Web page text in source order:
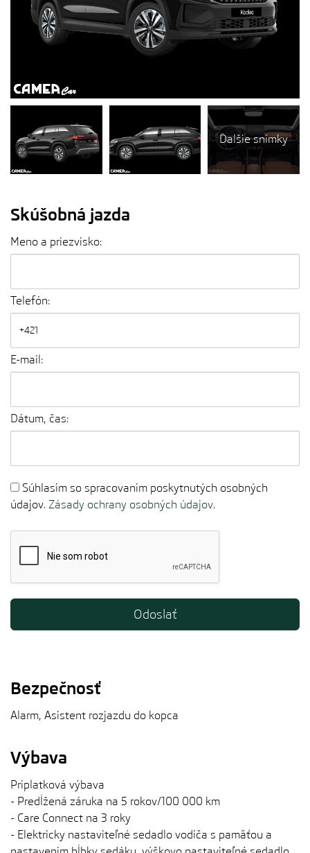
Ďalšie snímky
Skúšobná jazda
Meno a priezvisko:
Telefón:
E-mail:
Dátum, čas:
Súhlasím so spracovaním poskytnutých osobných
údajov. Zásady ochrany osobných údajov.
Bezpečnosť
Alarm, Asistent rozjazdu do kopca
Výbava
Príplatková výbava
- Predĺžená záruka na 5 rokov/100 000 km
- Care Connect na 3 roky
- Elektricky nastaviteľné sedadlo vodiča s pamäťou a